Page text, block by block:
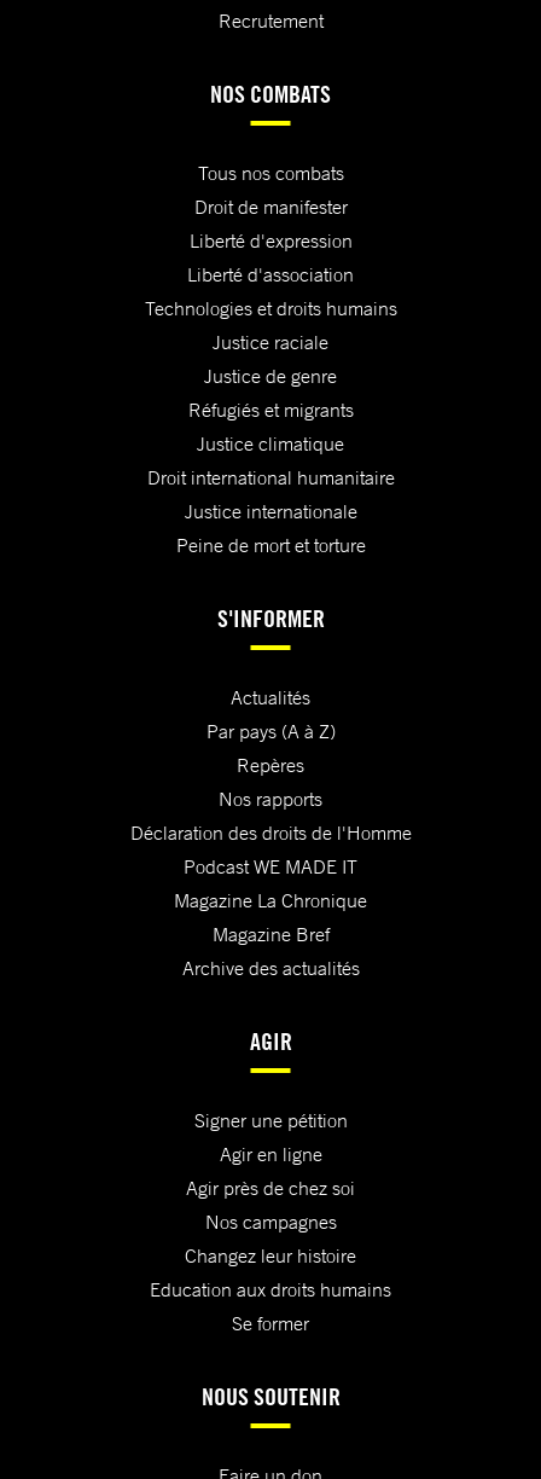
Recrutement
NOS COMBATS
Tous nos combats
Droit de manifester
Liberté d'expression
Liberté d'association
Technologies et droits humains
Justice raciale
Justice de genre
Réfugiés et migrants
Justice climatique
Droit international humanitaire
Justice internationale
Peine de mort et torture
S'INFORMER
Actualités
Par pays (A à Z)
Repères
Nos rapports
Déclaration des droits de l'Homme
Podcast WE MADE IT
Magazine La Chronique
Magazine Bref
Archive des actualités
AGIR
Signer une pétition
Agir en ligne
Agir près de chez soi
Nos campagnes
Changez leur histoire
Education aux droits humains
Se former
NOUS SOUTENIR